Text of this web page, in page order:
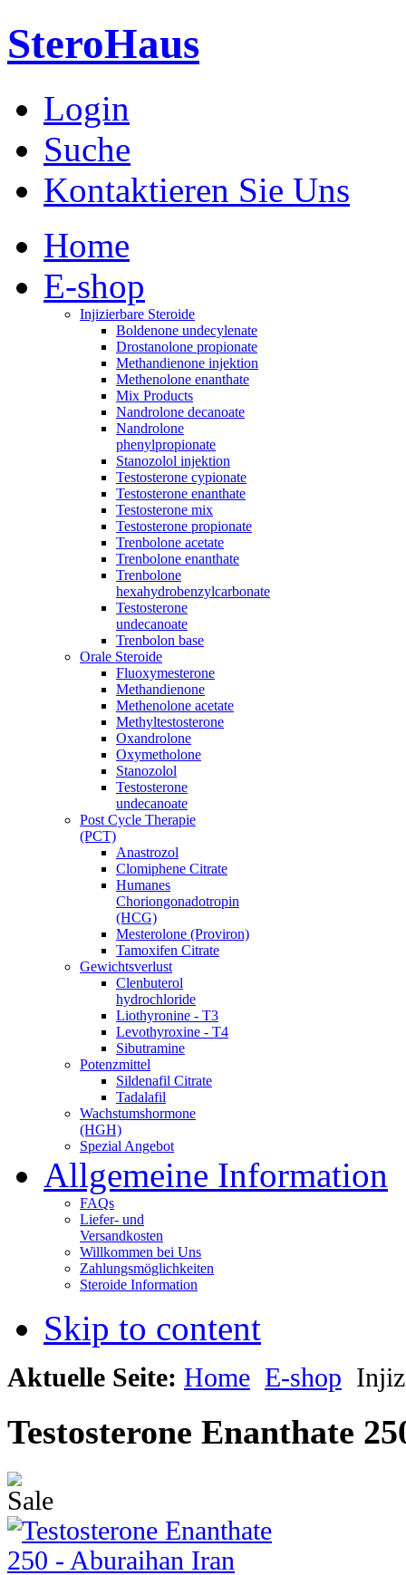
SteroHaus
Login
Suche
Kontaktieren Sie Uns
Home
E-shop
Injizierbare Steroide
Boldenone undecylenate
Drostanolone propionate
Methandienone injektion
Methenolone enanthate
Mix Products
Nandrolone decanoate
Nandrolone
phenylpropionate
Stanozolol injektion
Testosterone cypionate
Testosterone enanthate
Testosterone mix
Testosterone propionate
Trenbolone acetate
Trenbolone enanthate
Trenbolone
hexahydrobenzylcarbonate
Testosterone
undecanoate
Trenbolon base
Orale Steroide
Fluoxymesterone
Methandienone
Methenolone acetate
Methyltestosterone
Oxandrolone
Oxymetholone
Stanozolol
Testosterone
undecanoate
Post Cycle Therapie
(PCT)
Anastrozol
Clomiphene Citrate
Humanes
Choriongonadotropin
(HCG)
Mesterolone (Proviron)
Tamoxifen Citrate
Gewichtsverlust
Clenbuterol
hydrochloride
Liothyronine - T3
Levothyroxine - T4
Sibutramine
Potenzmittel
Sildenafil Citrate
Tadalafil
Wachstumshormone
(HGH)
Spezial Angebot
Allgemeine Information
FAQs
Liefer- und
Versandkosten
Willkommen bei Uns
Zahlungsmöglichkeiten
Steroide Information
Skip to content
Aktuelle Seite: Home E-shop
Testosterone Enanthate